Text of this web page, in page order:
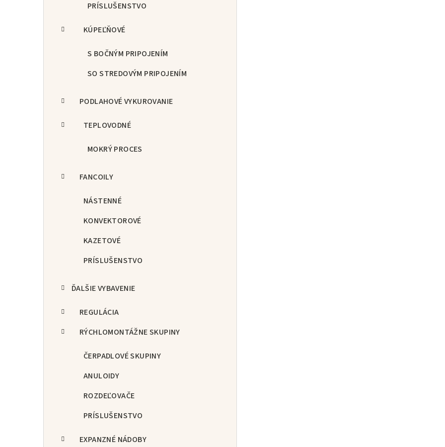
PRÍSLUŠENSTVO
KÚPEĽŇOVÉ
S BOČNÝM PRIPOJENÍM
SO STREDOVÝM PRIPOJENÍM
PODLAHOVÉ VYKUROVANIE
TEPLOVODNÉ
MOKRÝ PROCES
FANCOILY
NÁSTENNÉ
KONVEKTOROVÉ
KAZETOVÉ
PRÍSLUŠENSTVO
ĎALŠIE VYBAVENIE
REGULÁCIA
RÝCHLOMONTÁŽNE SKUPINY
ČERPADLOVÉ SKUPINY
ANULOIDY
ROZDEĽOVAČE
PRÍSLUŠENSTVO
EXPANZNÉ NÁDOBY